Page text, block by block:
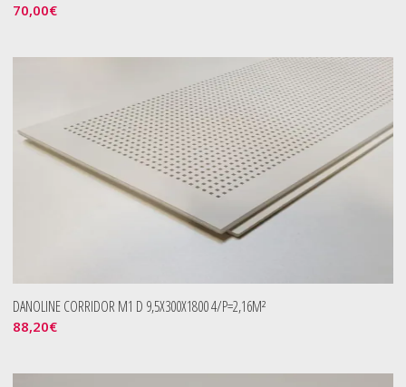
70,00€
DANOLINE CORRIDOR M1 D 9,5X300X1800 4/P=2,16M²
88,20€